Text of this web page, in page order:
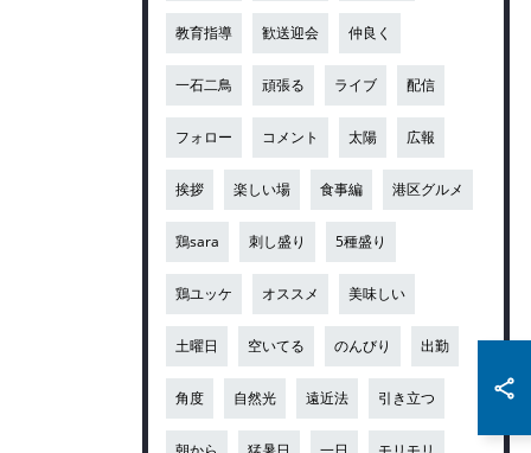
教育指導 歓送迎会 仲良く
一石二鳥 頑張る ライブ 配信
フォロー コメント 太陽 広報
挨拶 楽しい場 食事編 港区グルメ
鶏sara 刺し盛り 5種盛り
鶏ユッケ オススメ 美味しい
土曜日 空いてる のんびり 出勤
角度 自然光 遠近法 引き立つ